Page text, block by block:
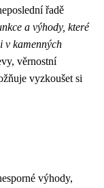
řadě
a výhody, které
v kamenných
věrnostní
vyzkoušet si
výhody,